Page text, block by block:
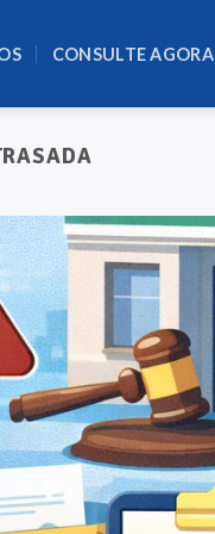
CONSULTE AGORA